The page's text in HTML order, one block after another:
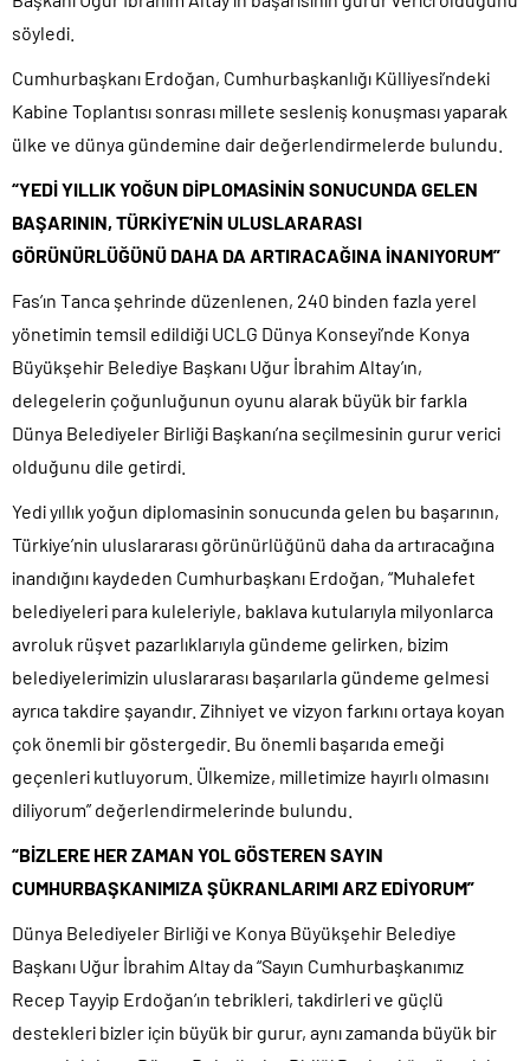
söyledi.
Cumhurbaşkanı Erdoğan, Cumhurbaşkanlığı Külliyesi’ndeki
Kabine Toplantısı sonrası millete sesleniş konuşması yaparak
ülke ve dünya gündemine dair değerlendirmelerde bulundu.
“YEDİ YILLIK YOĞUN DİPLOMASİNİN SONUCUNDA GELEN
BAŞARININ, TÜRKİYE’NİN ULUSLARARASI
GÖRÜNÜRLÜĞÜNÜ DAHA DA ARTIRACAĞINA İNANIYORUM”
Fas’ın Tanca şehrinde düzenlenen, 240 binden fazla yerel
yönetimin temsil edildiği UCLG Dünya Konseyi’nde Konya
Büyükşehir Belediye Başkanı Uğur İbrahim Altay’ın,
delegelerin çoğunluğunun oyunu alarak büyük bir farkla
Dünya Belediyeler Birliği Başkanı’na seçilmesinin gurur verici
olduğunu dile getirdi.
Yedi yıllık yoğun diplomasinin sonucunda gelen bu başarının,
Türkiye’nin uluslararası görünürlüğünü daha da artıracağına
inandığını kaydeden Cumhurbaşkanı Erdoğan, “Muhalefet
belediyeleri para kuleleriyle, baklava kutularıyla milyonlarca
avroluk rüşvet pazarlıklarıyla gündeme gelirken, bizim
belediyelerimizin uluslararası başarılarla gündeme gelmesi
ayrıca takdire şayandır. Zihniyet ve vizyon farkını ortaya koyan
çok önemli bir göstergedir. Bu önemli başarıda emeği
geçenleri kutluyorum. Ülkemize, milletimize hayırlı olmasını
diliyorum” değerlendirmelerinde bulundu.
“BİZLERE HER ZAMAN YOL GÖSTEREN SAYIN
CUMHURBAŞKANIMIZA ŞÜKRANLARIMI ARZ EDİYORUM”
Dünya Belediyeler Birliği ve Konya Büyükşehir Belediye
Başkanı Uğur İbrahim Altay da “Sayın Cumhurbaşkanımız
Recep Tayyip Erdoğan’ın tebrikleri, takdirleri ve güçlü
destekleri bizler için büyük bir gurur, aynı zamanda büyük bir